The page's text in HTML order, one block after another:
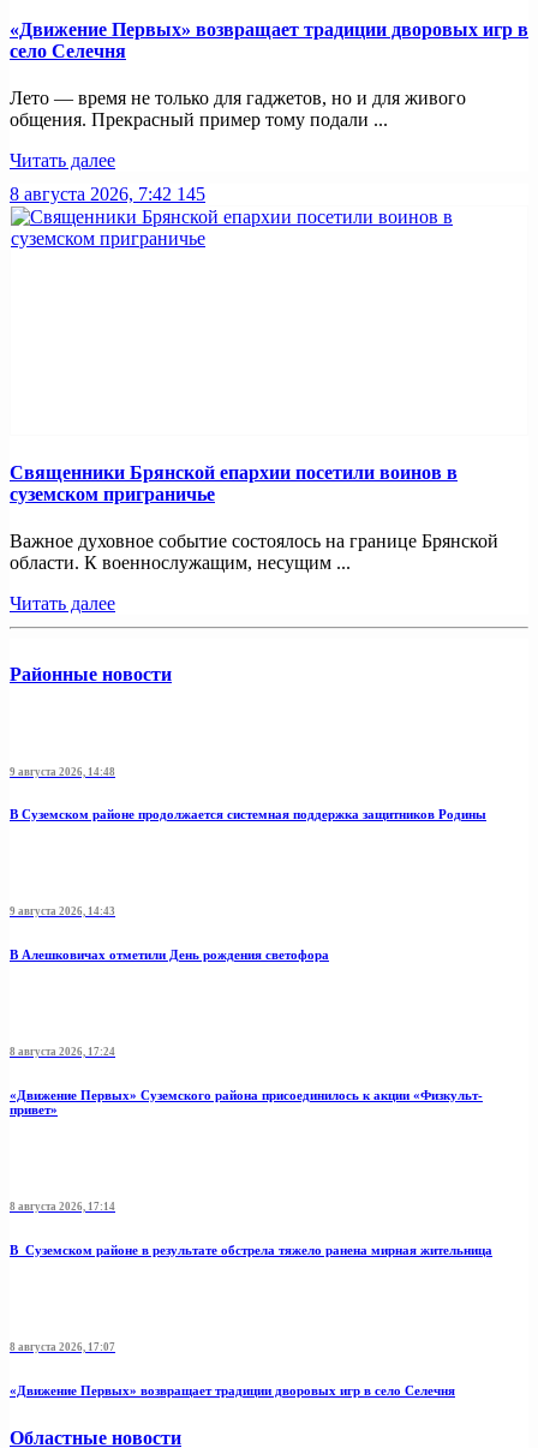
«Движение Первых» возвращает традиции дворовых игр в
село Селечня
Лето — время не только для гаджетов, но и для живого
общения. Прекрасный пример тому подали ...
Читать далее
8 августа 2026, 7:42 145
Священники Брянской епархии посетили воинов в
суземском приграничье
Важное духовное событие состоялось на границе Брянской
области. К военнослужащим, несущим ...
Читать далее
Районные новости
9 августа 2026, 14:48
В Суземском районе продолжается системная поддержка защитников Родины
9 августа 2026, 14:43
В Алешковичах отметили День рождения светофора
8 августа 2026, 17:24
«Движение Первых» Суземского района присоединилось к акции «Физкульт-
привет»
8 августа 2026, 17:14
В Суземском районе в результате обстрела тяжело ранена мирная жительница
8 августа 2026, 17:07
«Движение Первых» возвращает традиции дворовых игр в село Селечня
Областные новости